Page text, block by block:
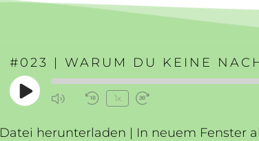
Play
EpisodeMute/Unmute
Rewind
Seconds
1x
30
Datei herunterladen | In neuem Fenster